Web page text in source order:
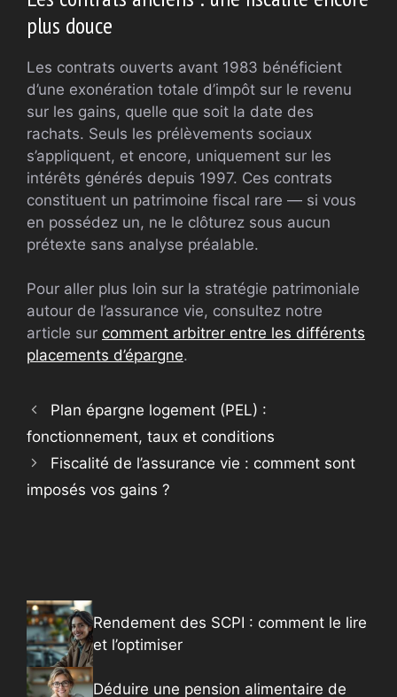
plus douce
Les contrats ouverts avant 1983 bénéficient
d’une exonération totale d’impôt sur le revenu
sur les gains, quelle que soit la date des
rachats. Seuls les prélèvements sociaux
s’appliquent, et encore, uniquement sur les
intérêts générés depuis 1997. Ces contrats
constituent un patrimoine fiscal rare — si vous
en possédez un, ne le clôturez sous aucun
prétexte sans analyse préalable.
Pour aller plus loin sur la stratégie patrimoniale
autour de l’assurance vie, consultez notre
article sur comment arbitrer entre les différents
placements d’épargne.
Plan épargne logement (PEL) :
fonctionnement, taux et conditions
Fiscalité de l’assurance vie : comment sont
imposés vos gains ?
Rendement des SCPI : comment le lire
et l’optimiser
Déduire une pension alimentaire de